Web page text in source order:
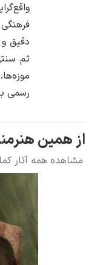
یوهانس فرمیر
پرفروش‌ترین
واقع‌گرایی
فرهنگی است.
دقیق و
تم سنتی،
موزه‌ها،
رسمی با
هنرمند
همه آثار کمال الملک